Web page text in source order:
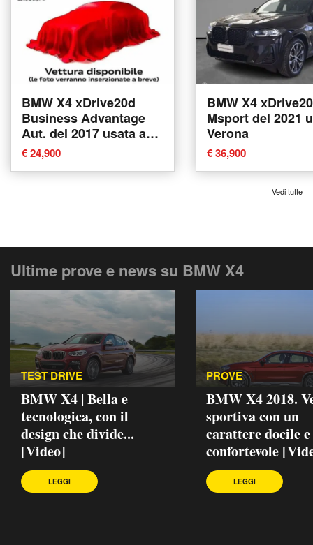
BMW X4 xDrive20d
Business Advantage
Aut. del 2017 usata a
Genova
€ 24,900
BMW X4
Msport del 2021
Verona
€ 36,900
Vedi tutte
Ultime prove e news su BMW X4
TEST DRIVE
BMW X4 | Bella e
tecnologica, con il
design che divide...
[Video]
LEGGI
PROVE
BMW X4 2018.
sportiva con un
carattere docile e
confortevole
LEGGI